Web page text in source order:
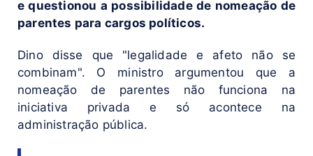
e questionou a possibilidade de nomeação de
parentes para cargos políticos.
Dino disse que "legalidade e afeto não se
combinam". O ministro argumentou que a
nomeação de parentes não funciona na
iniciativa privada e só acontece na
administração pública.